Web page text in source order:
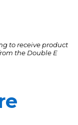
to receive product
the Double E